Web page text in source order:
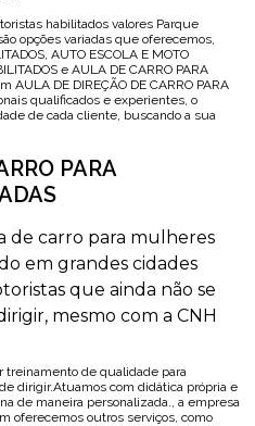
habilitados valores Parque
opções variadas que oferecemos,
AUTO ESCOLA E MOTO
e AULA DE CARRO PARA
AULA DE DIREÇÃO DE CARRO PARA
qualificados e experientes, o
de cada cliente, buscando a sua
PARA
de carro para mulheres
em grandes cidades
que ainda não se
mesmo com a CNH
treinamento de qualidade para
dirigir.Atuamos com didática própria e
de maneira personalizada., a empresa
oferecemos outros serviços, como